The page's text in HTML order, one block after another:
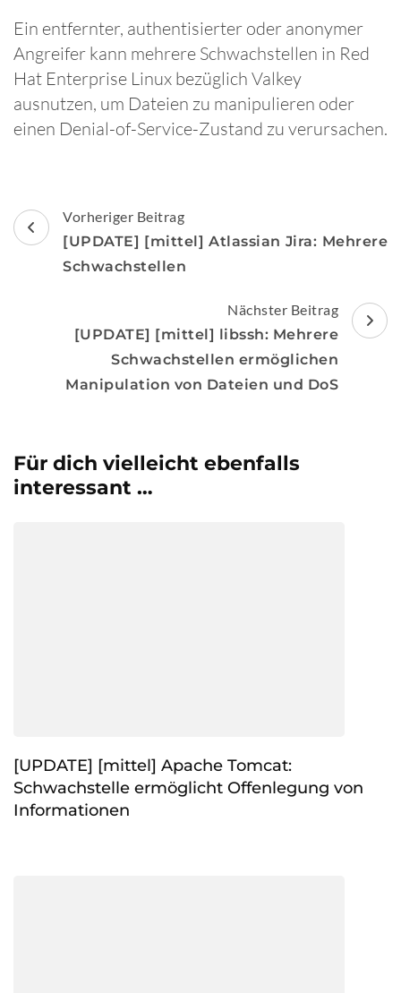
Ein entfernter, authentisierter oder anonymer
Angreifer kann mehrere Schwachstellen in Red
Hat Enterprise Linux bezüglich Valkey
ausnutzen, um Dateien zu manipulieren oder
einen Denial-of-Service-Zustand zu verursachen.
Beitragsnavigation
Vorheriger Beitrag
[UPDATE] [mittel] Atlassian Jira: Mehrere
Schwachstellen
Nächster Beitrag
[UPDATE] [mittel] libssh: Mehrere
Schwachstellen ermöglichen
Manipulation von Dateien und DoS
Für dich vielleicht ebenfalls
interessant …
[UPDATE] [mittel] Apache Tomcat:
Schwachstelle ermöglicht Offenlegung von
Informationen